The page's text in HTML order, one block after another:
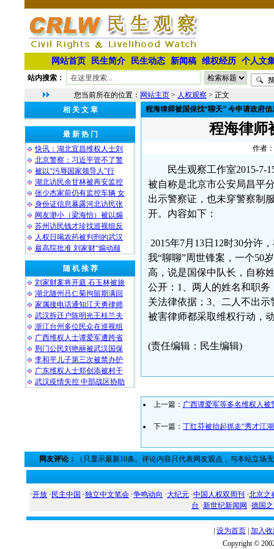
网站首页 民生简介 民生动态 新闻稿 维权经历 个人文
站内搜索：
您当前所在的位置： 网站主页 > 人权观察 > 正文
相 关 文 章
最 新 热 门
快讯：湖北宜昌维权人士刘
北京警察：习近平管不了警
被以“污辱国家领导人”行
湖北访民余甘林被再安监控
张少杰家前仍有监控车辆 女
身份证信息暴露河北访民张
网友渺小（梁海怡）被以煽
苏州访民钱才珍找巡视组反
人权日喝农药被判刑的武汉
最高院批准 刘家财“煽动颠
随 机 推 荐
刘家财案将开庭 石玉林被旅
湖北随州吕仁菊拘留期满回
家属接电话通知江天勇律师
武汉拆迁户陈明光王桂兰夫
浙江台州多位民众在巡视组
广西维权人士谭爱军遭跨省
荆门公民刘艳丽被武汉国保
李和平儿子第三次被禁办护
广东维权人士郑创添被村干
武汉疫情失控 中部战区协助
程海律师被国保找“聊天” 今申请政府信
程海律师
作者
民生观察工作室2015-7-
被自称是北京市公安局昌平
出示警察证，也未穿警察制
开。内容如下：
2015年7月13日12时30分许
我“聊聊”周世锋案，一个50
高，说是国保中队长，自称
公开：1、两人的姓名和职
关法律依据；3、二人不出
被害律师都采取维权行动，
(责任编辑：民生编辑)
上一篇： 广西谭爱军等多名维权人被
下一篇： 丁红芬被抬起抓走“秀才江
网友评论： （只显示最新10条。评论内容只代表网友观点，与本站立场
·开放 · 民主中国 ·独立中文笔会 ·争鸣动向 ·大纪元 ·中国人权双周刊 ·北京之
台 ·新世纪新闻网 ·德国
设为首页 加入
Copyright ©